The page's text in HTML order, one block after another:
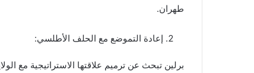
طهران.
إعادة التموضع مع الحلف الأطلسي:
برلين تبحث عن ترميم علاقتها الاستراتيجية مع